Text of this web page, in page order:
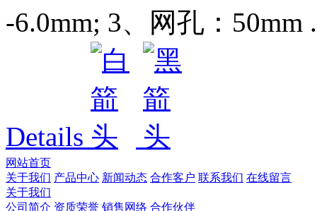
-6.0mm; 3、网孔：50mm
Details
网站首页
关于我们 产品中心 新闻动态 合作客户 联系我们 在线留言
关于我们
公司简介 资质荣誉 销售网络 合作伙伴